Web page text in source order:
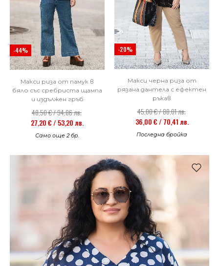
-44%
Макси риза от памук в
бяло със сребриста щампа
и издължен гръб
48,50 € / 94,86 лв.
27,20 € / 53,20 лв.
Само още 2 бр.
-20%
Макси черна риза от
рязана дантела с ефектен
ръкав
45,00 € / 88,01 лв.
36,00 € / 70,41 лв.
Последна бройка